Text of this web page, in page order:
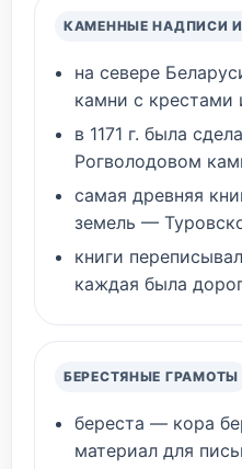
КАМЕННЫЕ НАДПИСИ
на севере
камни с крестами
в 1171 г. была
Рогволодовом
самая древняя
земель —
книги
каждая была
БЕРЕСТЯНЫЕ ГРАМОТЫ
береста — кора
материал для